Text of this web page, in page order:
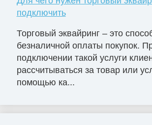
подключить
Торговый эквайринг – это
безналичной оплаты покупок.
подключении такой услуги
рассчитываться за товар или
помощью ка...